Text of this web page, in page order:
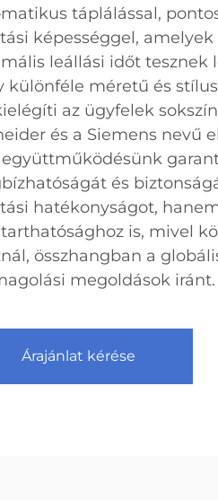
táplálással,
képességgel,
leállási időt tesznek
különféle méretű és
az ügyfelek
és a Siemens nevű
és
hatékonyságot,
is, mivel
összhangban a
megoldások iránt.
Árajánlat kérése